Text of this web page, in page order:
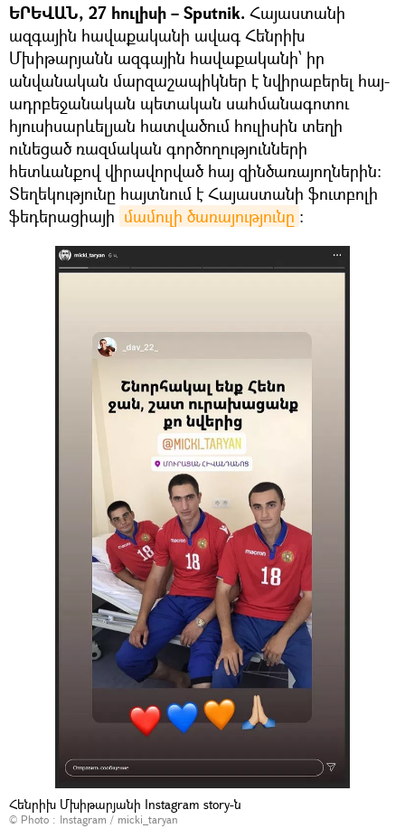
ԵՐԵՎԱՆ, 27 հուլիսի – Sputnik. Հայաստանի
ազգային հավաքականի ավագ Հենրիխ
Մխիթարյանն ազգային հավաքականի՝ իր
անվանական մարզաշապիկներ է նվիրաբերել հայ-
ադրբեջանական պետական սահմանագոտու
հյուսիսարևելյան հատվածում հուլիսին տեղի
ունեցած ռազմական գործողությունների
հետևանքով վիրավորված հայ զինծառայողներին:
Տեղեկությունը հայտնում է Հայաստանի ֆուտբոլի
ֆեդերացիայի մամուլի ծառայությունը ։
Հենրիխ Մխիթարյանի Instagram story-ն
© Photo : Instagram / micki_taryan